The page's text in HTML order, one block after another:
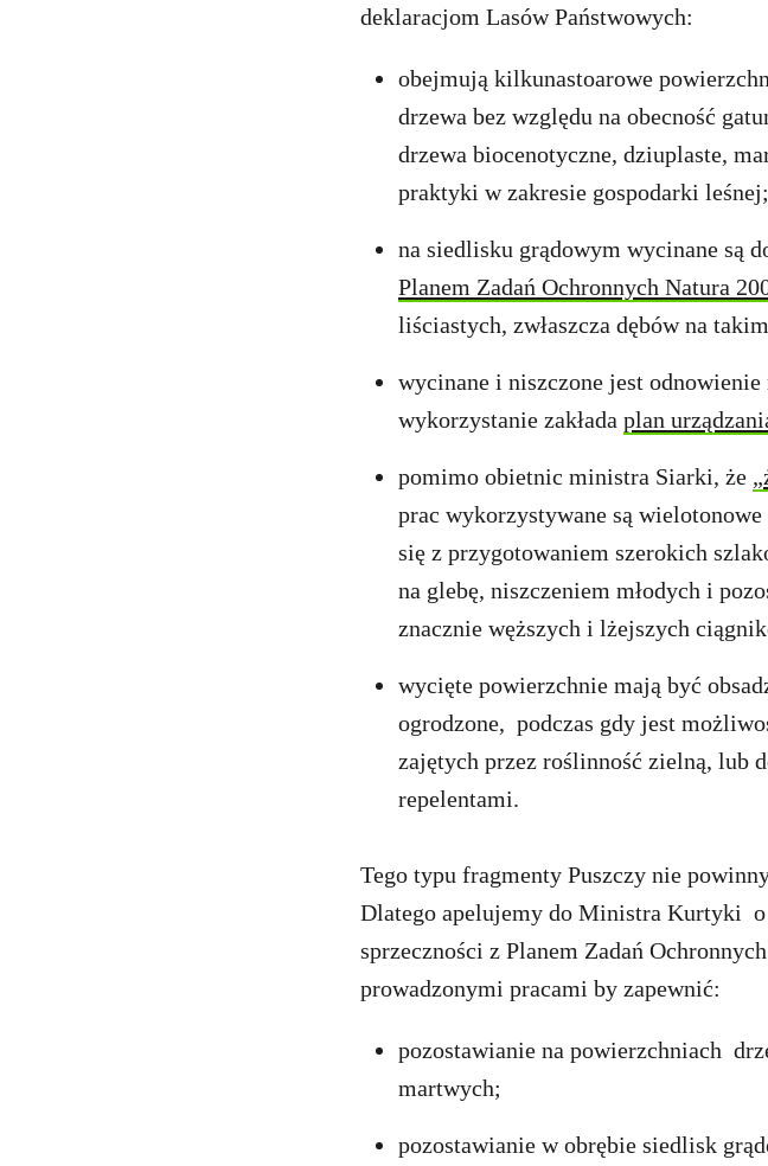
deklaracjom Lasów Państwowych:
obejmują kilkunastoarowe
drzewa bez względu na obecność
drzewa biocenotyczne, dziuplaste,
praktyki w zakresie gospodarki leśnej;
na siedlisku grądowym wycinane są
Planem Zadań Ochronnych Natura
liściastych, zwłaszcza dębów na
wycinane i niszczone jest
wykorzystanie zakłada plan
pomimo obietnic ministra Siarki, że
prac wykorzystywane są
się z przygotowaniem szerokich
na glebę, niszczeniem młodych i
znacznie węższych i lżejszych
wycięte powierzchnie mają być
ogrodzone, podczas gdy jest
zajętych przez roślinność zielną, lub
repelentami.
Tego typu fragmenty Puszczy nie
Dlatego apelujemy do Ministra Kurtyki
sprzeczności z Planem Zadań
prowadzonymi pracami by zapewnić:
pozostawianie na powierzchniach
martwych;
pozostawianie w obrębie siedlisk